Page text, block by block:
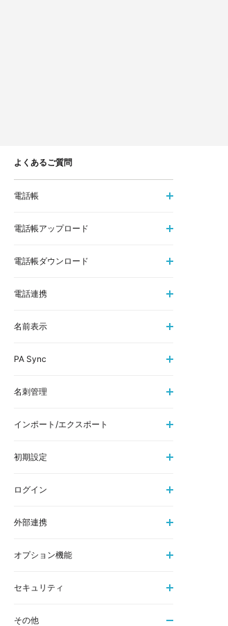
よくあるご質問
電話帳
電話帳アップロード
電話帳ダウンロード
電話連携
名前表示
PA Sync
名刺管理
インポート/エクスポート
初期設定
ログイン
外部連携
オプション機能
セキュリティ
その他